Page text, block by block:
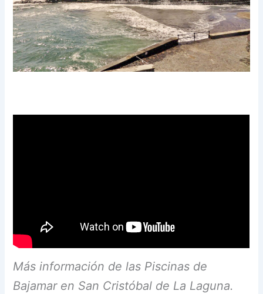
Más información de las Piscinas de
Bajamar en San Cristóbal de La Laguna.